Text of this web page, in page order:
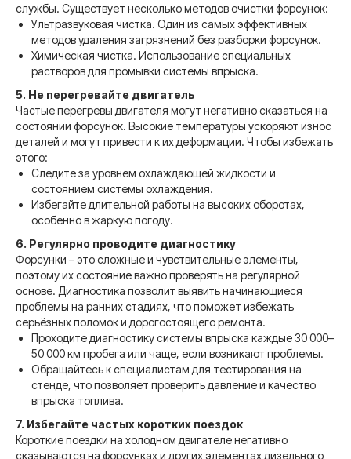
службы. Существует несколько методов очистки форсунок:
Ультразвуковая чистка. Один из самых эффективных
методов удаления загрязнений без разборки форсунок.
Химическая чистка. Использование специальных
растворов для промывки системы впрыска.
5. Не перегревайте двигатель
Частые перегревы двигателя могут негативно сказаться на
состоянии форсунок. Высокие температуры ускоряют износ
деталей и могут привести к их деформации. Чтобы избежать
этого:
Следите за уровнем охлаждающей жидкости и
состоянием системы охлаждения.
Избегайте длительной работы на высоких оборотах,
особенно в жаркую погоду.
6. Регулярно проводите диагностику
Форсунки – это сложные и чувствительные элементы,
поэтому их состояние важно проверять на регулярной
основе. Диагностика позволит выявить начинающиеся
проблемы на ранних стадиях, что поможет избежать
серьёзных поломок и дорогостоящего ремонта.
Проходите диагностику системы впрыска каждые 30 000–
50 000 км пробега или чаще, если возникают проблемы.
Обращайтесь к специалистам для тестирования на
стенде, что позволяет проверить давление и качество
впрыска топлива.
7. Избегайте частых коротких поездок
Короткие поездки на холодном двигателе негативно
сказываются на форсунках и других элементах дизельного
ОСТАЛИСЬ ВОПРОСЫ?
Оставьте заявку в форме ниже
Мы перезвоним, расскажем
подробнее об услугах, условиях
работы и ответим на ваши вопросы
+7